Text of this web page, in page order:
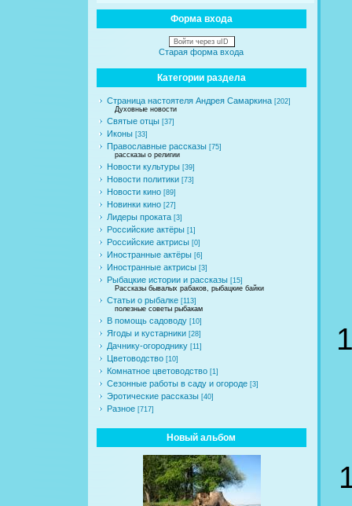
Форма входа
Войти через uID
Старая форма входа
Категории раздела
Страница настоятеля Андрея Самаркина [202]
Духовные новости
Святые отцы [37]
Иконы [33]
Православные рассказы [75]
рассказы о религии
Новости культуры [39]
Новости политики [73]
Новости кино [89]
Новинки кино [27]
Лидеры проката [3]
Российские актёры [1]
Российские актрисы [0]
Иностранные актёры [6]
Иностранные актрисы [3]
Рыбацкие истории и рассказы [15]
Рассказы бывалых рабаков, рыбацкие байки
Статьи о рыбалке [113]
полезные советы рыбакам
В помощь садоводу [10]
Ягоды и кустарники [28]
Дачнику-огороднику [11]
Цветоводство [10]
Комнатное цветоводство [1]
Сезонные работы в саду и огороде [3]
Эротические рассказы [40]
Разное [717]
Новый альбом